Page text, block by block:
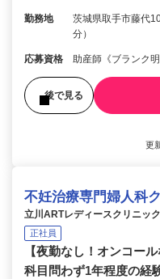
勤務地
茨城県取手市藤代
分）
応募資格 助産師《ブランク
後で見る
更
不妊治療専門婦人科
立川ARTレディースクリニック
正社員
【夜勤なし！オンコー
科目問わず1年程度の経